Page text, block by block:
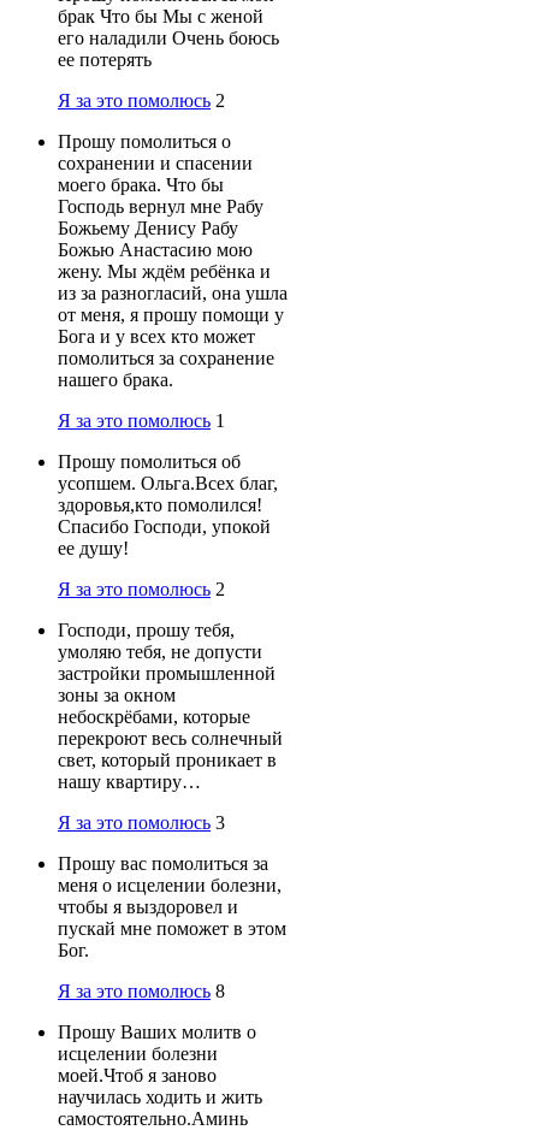
брак Что бы Мы с женой
его наладили Очень боюсь
ее потерять
Я за это помолюсь 2
Прошу помолиться о
сохранении и спасении
моего брака. Что бы
Господь вернул мне Рабу
Божьему Денису Рабу
Божью Анастасию мою
жену. Мы ждём ребёнка и
из за разногласий, она ушла
от меня, я прошу помощи у
Бога и у всех кто может
помолиться за сохранение
нашего брака.
Я за это помолюсь 1
Прошу помолиться об
усопшем. Ольга.Всех благ,
здоровья,кто помолился!
Спасибо Господи, упокой
ее душу!
Я за это помолюсь 2
Господи, прошу тебя,
умоляю тебя, не допусти
застройки промышленной
зоны за окном
небоскрёбами, которые
перекроют весь солнечный
свет, который проникает в
нашу квартиру…
Я за это помолюсь 3
Прошу вас помолиться за
меня о исцелении болезни,
чтобы я выздоровел и
пускай мне поможет в этом
Бог.
Я за это помолюсь 8
Прошу Ваших молитв о
исцелении болезни
моей.Чтоб я заново
научилась ходить и жить
самостоятельно.Аминь